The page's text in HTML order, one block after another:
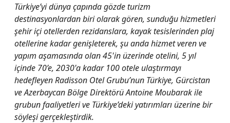
Türkiye’yi dünya çapında gözde turizm
destinasyonlardan biri olarak gören, sunduğu hizmetleri
şehir içi otellerden rezidanslara, kayak tesislerinden plaj
otellerine kadar genişleterek, şu anda hizmet veren ve
yapım aşamasında olan 45'in üzerinde otelini, 5 yıl
içinde 70’e, 2030'a kadar 100 otele ulaştırmayı
hedefleyen Radisson Otel Grubu’nun Türkiye, Gürcistan
ve Azerbaycan Bölge Direktörü Antoine Moubarak ile
grubun faaliyetleri ve Türkiye’deki yatırımları üzerine bir
söyleşi gerçekleştirdik.